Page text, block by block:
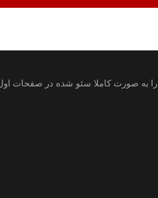
را به صورت کاملا سئو شده در صفحات